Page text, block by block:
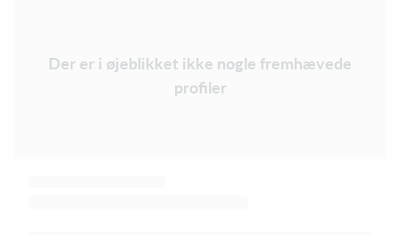
Der er i øjeblikket ikke nogle fremhævede
profiler